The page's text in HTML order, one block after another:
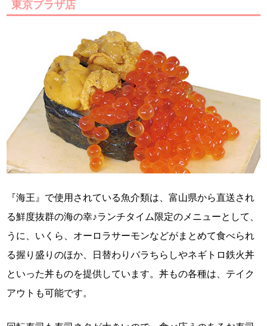
東京プラザ店
『海王』で使用されている魚介類は、富山県から直送され
る鮮度抜群の海の幸♪ランチタイム限定のメニューとして、
うに、いくら、オーロラサーモンなどがまとめて食べられ
る握り盛りのほか、日替わりバラちらしやネギトロ鉄火丼
といった丼ものを提供しています。丼もの各種は、テイク
アウトも可能です。